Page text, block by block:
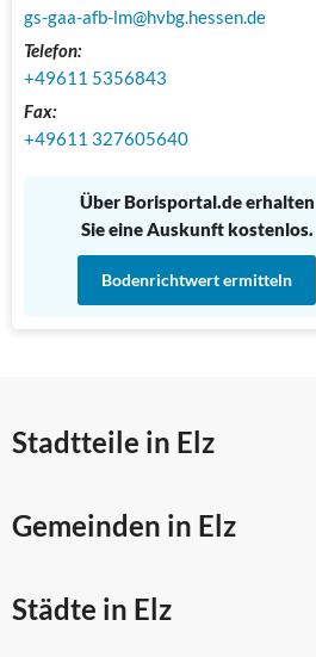
gs-gaa-afb-lm@hvbg.hessen.de
Telefon:
+49611 5356843
Fax:
+49611 327605640
Über Borisportal.de erhalten
Sie eine Auskunft kostenlos.
Bodenrichtwert ermitteln
Stadtteile in Elz
Gemeinden in Elz
Städte in Elz